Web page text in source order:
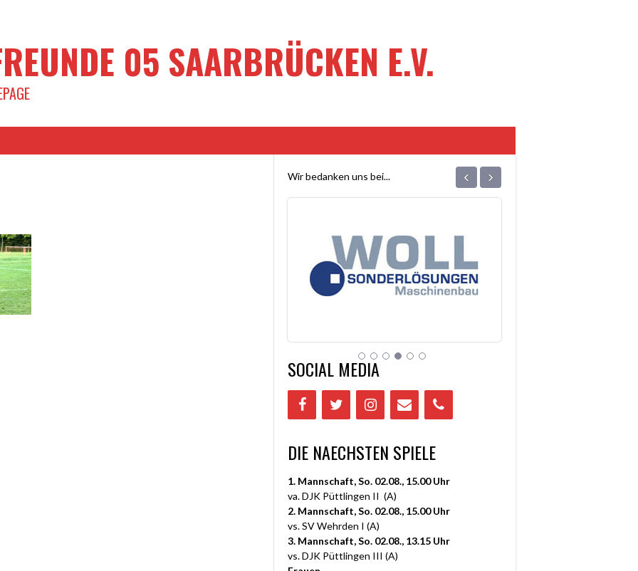
05 SAARBRÜCKEN E.V.
Wir bedanken uns bei... ‹ ›
SOCIAL MEDIA
DIE NAECHSTEN SPIELE
1. Mannschaft, So. 02.08., 15.00 Uhr
va. DJK Püttlingen II (A)
2. Mannschaft, So. 02.08., 15.00 Uhr
vs. SV Wehrden I (A)
3. Mannschaft, So. 02.08., 13.15 Uhr
vs. DJK Püttlingen III (A)